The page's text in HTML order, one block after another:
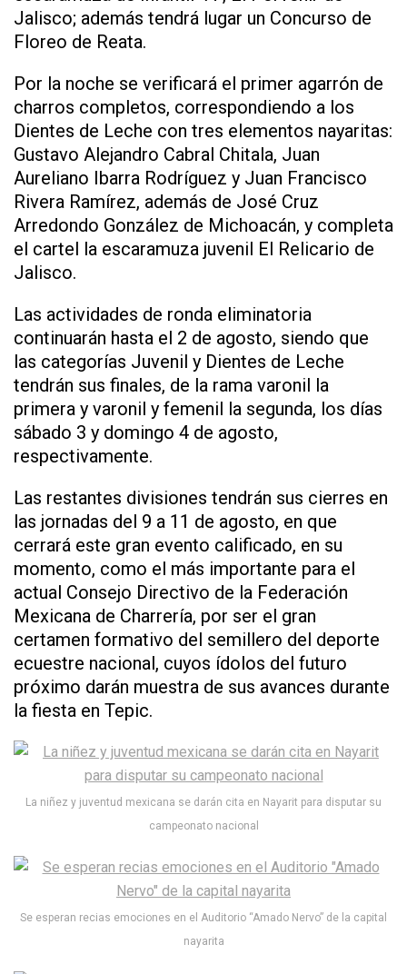
Jalisco; además tendrá lugar un Concurso de
Floreo de Reata.
Por la noche se verificará el primer agarrón de
charros completos, correspondiendo a los
Dientes de Leche con tres elementos nayaritas:
Gustavo Alejandro Cabral Chitala, Juan
Aureliano Ibarra Rodríguez y Juan Francisco
Rivera Ramírez, además de José Cruz
Arredondo González de Michoacán, y completa
el cartel la escaramuza juvenil El Relicario de
Jalisco.
Las actividades de ronda eliminatoria
continuarán hasta el 2 de agosto, siendo que
las categorías Juvenil y Dientes de Leche
tendrán sus finales, de la rama varonil la
primera y varonil y femenil la segunda, los días
sábado 3 y domingo 4 de agosto,
respectivamente.
Las restantes divisiones tendrán sus cierres en
las jornadas del 9 a 11 de agosto, en que
cerrará este gran evento calificado, en su
momento, como el más importante para el
actual Consejo Directivo de la Federación
Mexicana de Charrería, por ser el gran
certamen formativo del semillero del deporte
ecuestre nacional, cuyos ídolos del futuro
próximo darán muestra de sus avances durante
la fiesta en Tepic.
La niñez y juventud mexicana se darán cita en Nayarit para disputar su
campeonato nacional
Se esperan recias emociones en el Auditorio “Amado Nervo” de la capital
nayarita